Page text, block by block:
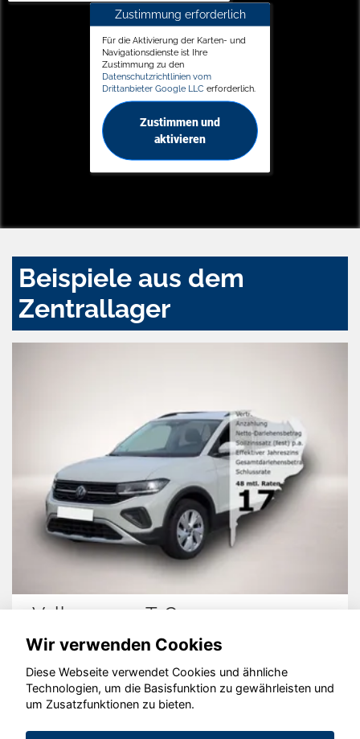
Zustimmung erforderlich
Für die Aktivierung der Karten- und
Navigationsdienste ist Ihre
Zustimmung zu den
Datenschutzrichtlinien vom
Drittanbieter Google LLC erforderlich.
Zustimmen und
aktivieren
Beispiele aus dem
Zentrallager
Volkswagen T-Cross
© konjunkturmotor.de GmbH 2020 - 2026
Wir verwenden Cookies
Diese Webseite verwendet Cookies und ähnliche
Technologien, um die Basisfunktion zu gewährleisten und
um Zusatzfunktionen zu bieten.